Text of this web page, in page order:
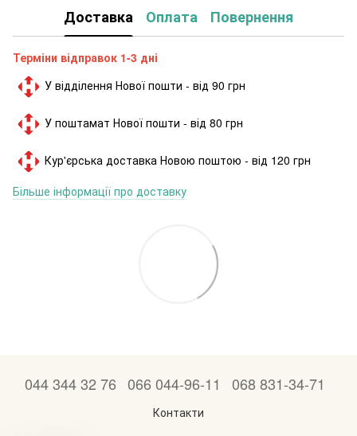
Доставка Оплата Повернення
Терміни відправок 1-3 дні
У відділення Нової пошти - від 90 грн
У поштамат Нової пошти - від 80 грн
Кур'єрська доставка Новою поштою - від 120 грн
Більше інформації про доставку
044 344 32 76 066 044-96-11 068 831-34-71
Контакти